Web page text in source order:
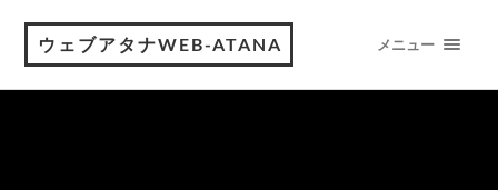
ウェブアタナWEB-ATANA メニュー